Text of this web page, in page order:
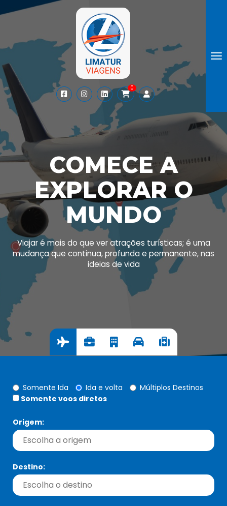
0
COMECE A
EXPLORAR O
MUNDO
Viajar é mais do que ver atrações turísticas; é uma
mudança que continua, profunda e permanente, nas
ideias de vida
Somente Ida Ida e volta
Múltiplos Destinos
Somente voos diretos
Origem:
Destino: